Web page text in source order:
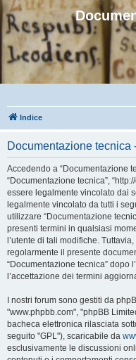
Indice
Documentazione tecnica
Accedendo a “Documentazione
“Documentazione tecnica”,
essere legalmente vincolato dai
legalmente vincolato da tutti i
utilizzare “Documentazione
presenti termini in qualsiasi
l’utente di tali modifiche.
regolarmente il presente
“Documentazione tecnica” dopo
l’accettazione dei termini
I nostri forum sono gestiti da
"www.phpbb.com", "phpBB
bacheca elettronica rilasciata
seguito "GPL"), scaricabile da
esclusivamente le discussioni